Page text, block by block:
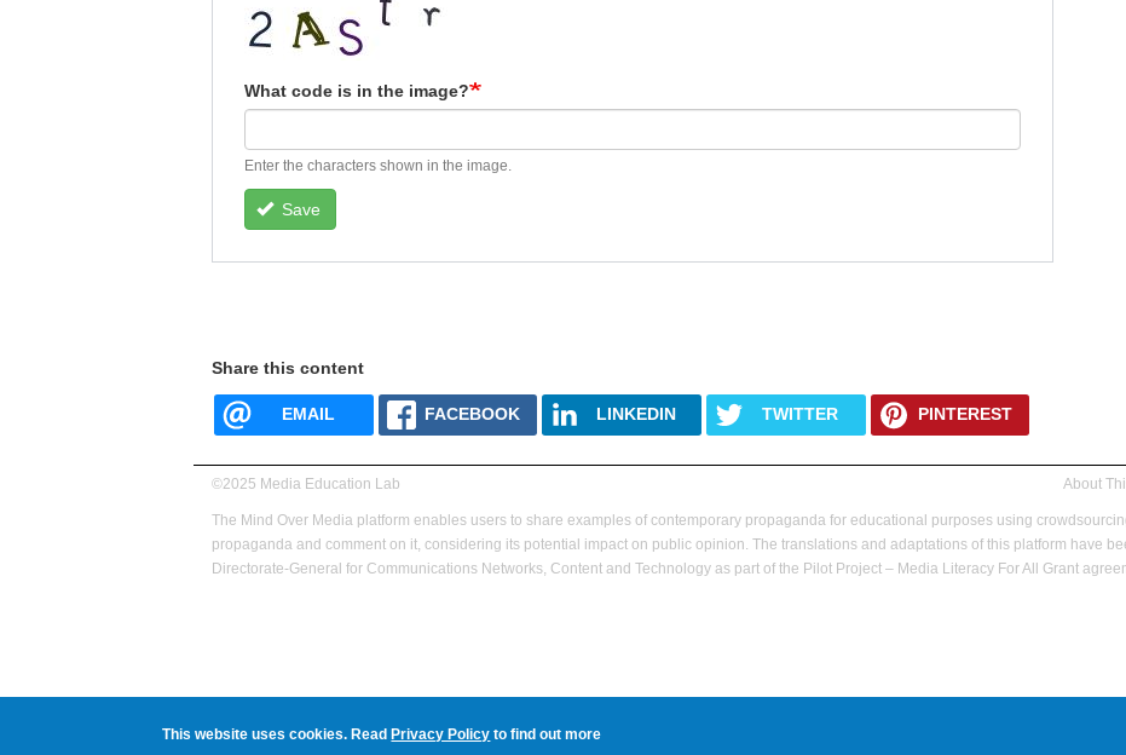
What code is in the image?
Enter the characters shown in the image.
Save
Share this content
EMAIL FACEBOOK LINKEDIN TWITTER PINTEREST
©2025 Media Education Lab
footer
menu
About
The Mind Over Media platform enables users to share examples of contemporary propaganda for educational purposes using
propaganda and comment on it, considering its potential impact on public opinion. The translations and adaptations of this platform have
Directorate-General for Communications Networks, Content and Technology as part of the Pilot Project – Media Literacy For All Grant
This website uses cookies. Read Privacy Policy to find out more